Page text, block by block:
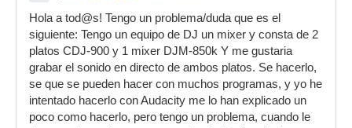
Hola a tod@s! Tengo un problema/duda que es el
siguiente: Tengo un equipo de DJ un mixer y consta de 2
platos CDJ-900 y 1 mixer DJM-850k Y me gustaria
grabar el sonido en directo de ambos platos. Se hacerlo,
se que se pueden hacer con muchos programas, y yo he
intentado hacerlo con Audacity me lo han explicado un
poco como hacerlo, pero tengo un problema, cuando le